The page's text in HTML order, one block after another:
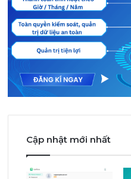
Cập nhật mới nhất